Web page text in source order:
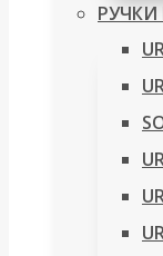
РУЧКИ